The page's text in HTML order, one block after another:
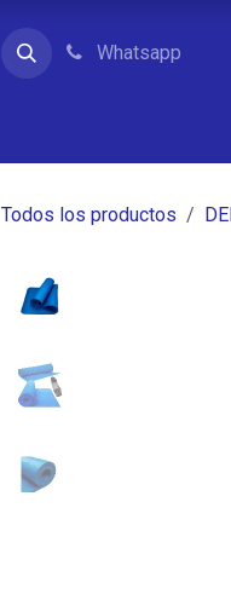
Whatsapp
Todos los productos